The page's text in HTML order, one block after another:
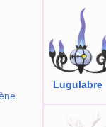
Lugulabre